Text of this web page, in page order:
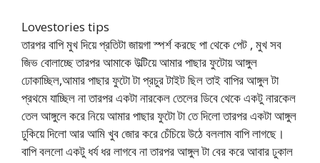
Lovestories tips
তারপর বাপি মুখ দিয়ে প্রতিটা জায়গা স্পর্শ করছে পা থেকে পেট , মুখ সব
জিভ বোলাচ্ছে তারপর আমাকে উল্টিয়ে আমার পাছার ফুটোয় আঙ্গুল
ঢোকাচ্ছিল,আমার পাছার ফুটো টা প্রচুর টাইট ছিল তাই বাপির আঙ্গুল টা
প্রথমে যাচ্ছিল না তারপর একটা নারকেল তেলের ডিবে থেকে একটু নারকেল
তেল আঙ্গুলে করে নিয়ে আমার পাছার ফুটো টা তে দিলো তারপর একটা আঙ্গুল
ঢুকিয়ে দিলো আর আমি খুব জোর করে চেঁচিয়ে উঠে বললাম বাপি লাগছে।
বাপি বললো একটু ধর্য ধর লাগবে না তারপর আঙ্গুল টা বের করে আবার ঢুকাল